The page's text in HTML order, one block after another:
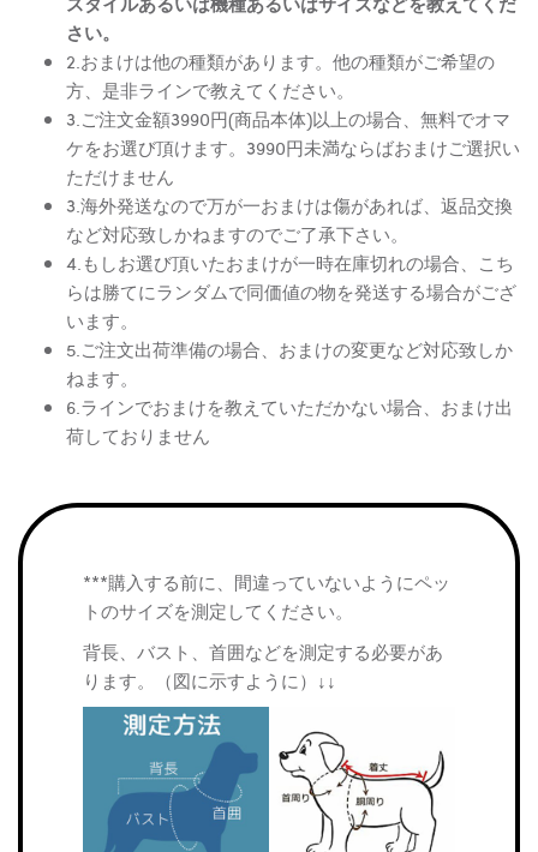
さい。
2.おまけは他の種類があります。他の種類がご希望の
方、是非ラインで教えてください。
3.ご注文金額3990円(商品本体)以上の場合、無料でオマ
ケをお選び頂けます。3990円未満ならばおまけご選択い
ただけません
3.海外発送なので万が一おまけは傷があれば、返品交換
など対応致しかねますのでご了承下さい。
4.もしお選び頂いたおまけが一時在庫切れの場合、こち
らは勝てにランダムで同価値の物を発送する場合がござ
います。
5.ご注文出荷準備の場合、おまけの変更など対応致しか
ねます。
6.ラインでおまけを教えていただかない場合、おまけ出
荷しておりません
***購入する前に、間違っていないようにペッ
トのサイズを測定してください。
背長、バスト、首囲などを測定する必要があ
ります。（図に示すように）↓↓